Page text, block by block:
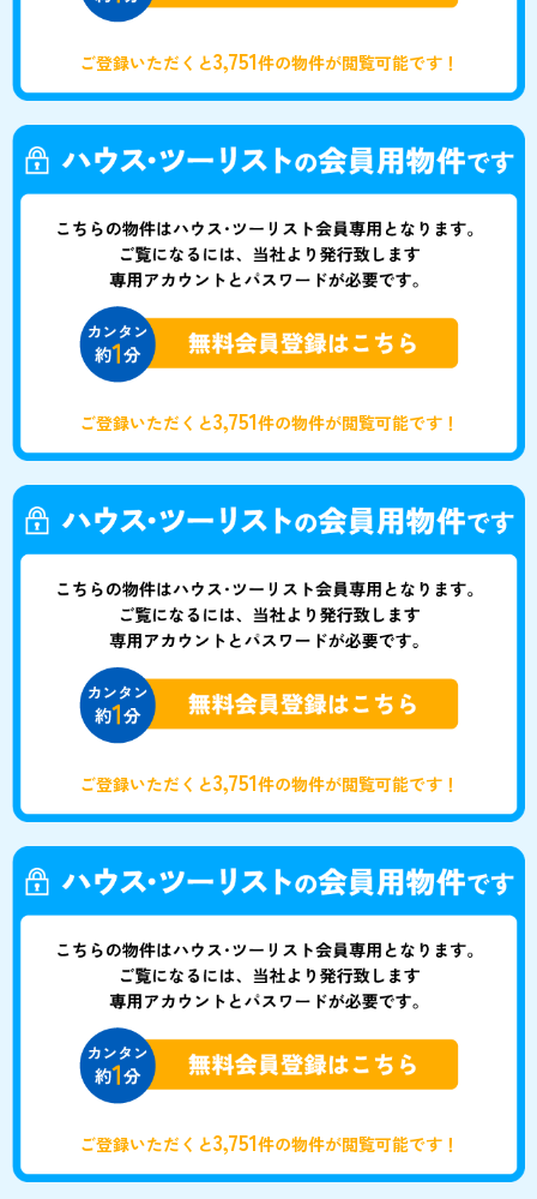
ご登録いただくと3,751件の物件が閲覧可能です！
ご登録いただくと3,751件の物件が閲覧可能です！
ご登録いただくと3,751件の物件が閲覧可能です！
ご登録いただくと3,751件の物件が閲覧可能です！